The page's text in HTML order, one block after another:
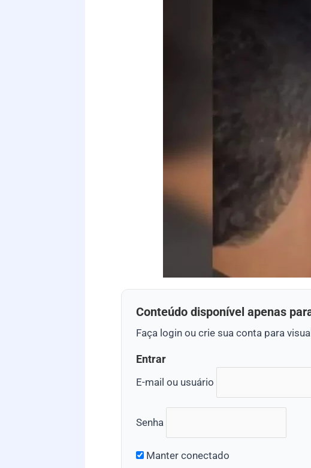
Conteúdo disponível apenas
Faça login ou crie sua conta para
Entrar
E-mail ou usuário
Senha
Manter conectado